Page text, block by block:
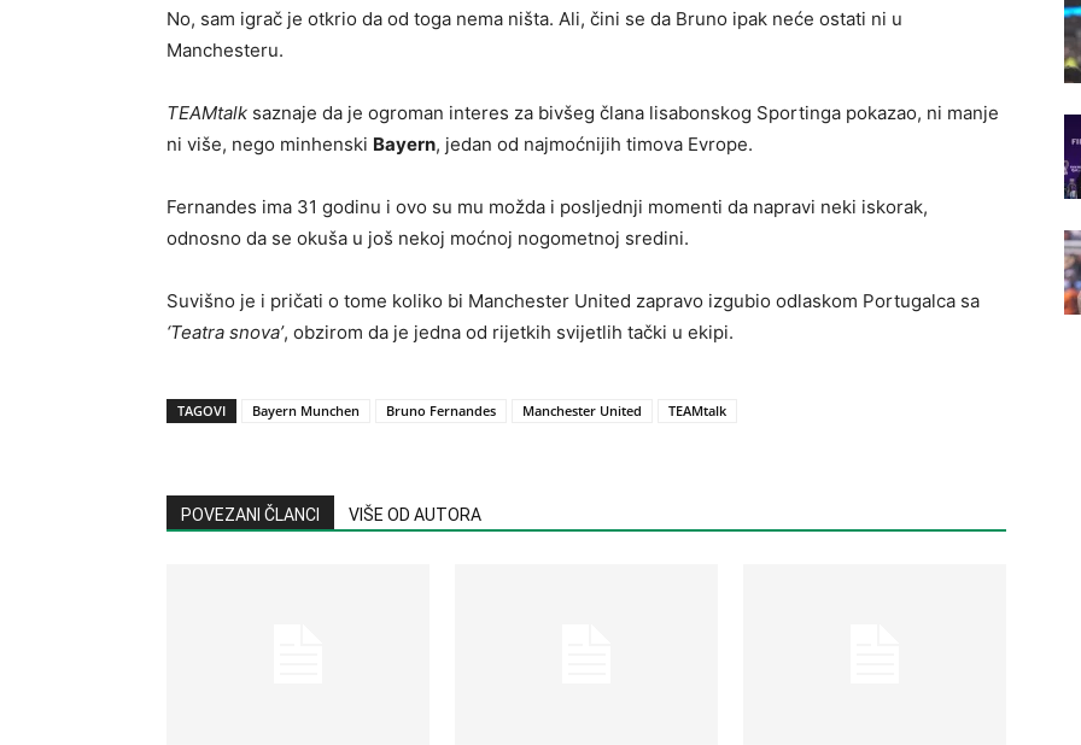
No, sam igrač je otkrio da od toga nema ništa. Ali, čini se da Bruno ipak neće ostati ni u
Manchesteru.
TEAMtalk saznaje da je ogroman interes za bivšeg člana lisabonskog Sportinga pokazao, ni manje
ni više, nego minhenski Bayern, jedan od najmoćnijih timova Evrope.
Fernandes ima 31 godinu i ovo su mu možda i posljednji momenti da napravi neki iskorak,
odnosno da se okuša u još nekoj moćnoj nogometnoj sredini.
Suvišno je i pričati o tome koliko bi Manchester United zapravo izgubio odlaskom Portugalca sa
‘Teatra snova’, obzirom da je jedna od rijetkih svijetlih tački u ekipi.
TAGOVI Bayern Munchen Bruno Fernandes Manchester United TEAMtalk
POVEZANI ČLANCI VIŠE OD AUTORA